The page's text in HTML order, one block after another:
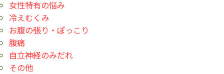
女性特有の悩み
冷えむくみ
お腹の張り・ぽっこり
腹痛
自立神経のみだれ
その他